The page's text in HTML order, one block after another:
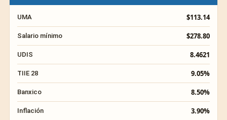
UMA $113.14
Salario mínimo $278.80
UDIS 8.4621
TIIE 28 9.05%
Banxico 8.50%
Inflación 3.90%